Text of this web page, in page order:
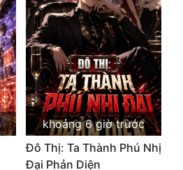
khoảng 6 giờ trước
Đô Thị: Ta Thành Phú Nhị
Đại Phản Diện